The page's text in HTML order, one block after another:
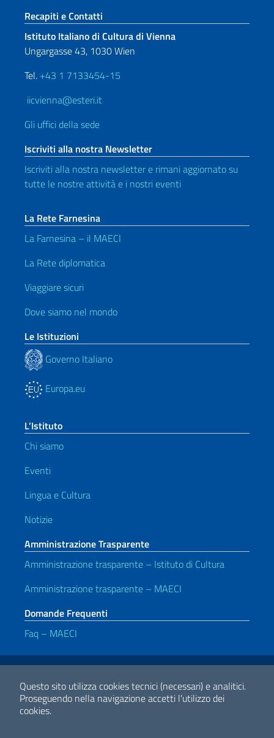
Questo sito utilizza cookies tecnici (necessari) e analitici.
Proseguendo nella navigazione accetti l'utilizzo dei
cookies.
Sezione footer
Recapiti e Contatti
Istituto Italiano di Cultura di Vienna
Ungargasse 43, 1030 Wien
Tel. +43 1 7133454-15
iicvienna@esteri.it
Gli uffici della sede
Iscriviti alla nostra Newsletter
Iscriviti alla nostra newsletter e rimani aggiornato su
tutte le nostre attività e i nostri eventi
La Rete Farnesina
La Farnesina – il MAECI
La Rete diplomatica
Viaggiare sicuri
Dove siamo nel mondo
Le Istituzioni
Governo Italiano
Europa.eu
L’Istituto
Chi siamo
Eventi
Lingua e Cultura
Notizie
Amministrazione Trasparente
Amministrazione trasparente – Istituto di Cultura
Amministrazione trasparente – MAECI
Domande Frequenti
Faq – MAECI
Link Utili